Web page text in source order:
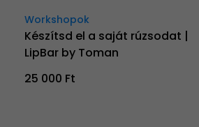
Workshopok
Készítsd el a saját rúzsodat |
LipBar by Toman
25 000 Ft